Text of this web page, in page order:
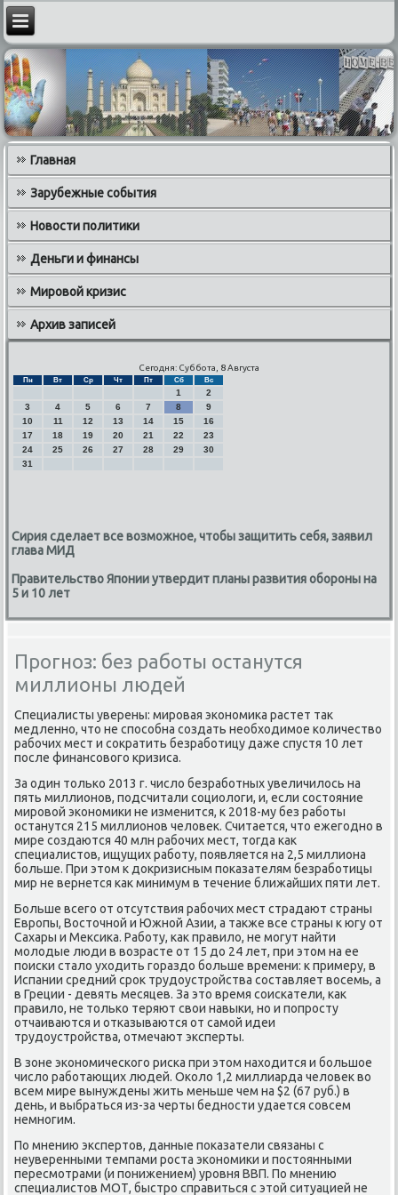
Главная
Зарубежные события
Новости политики
Деньги и финансы
Мировой кризис
Архив записей
Сегодня: Суббота, 8 Августа
Пн Вт Ср Чт Пт Сб Вс
1
2
3
4 5 6 7 8
9
10
11 12 13 14 15
16
17
18 19 20 21 22
23
24
25 26 27 28 29
30
31
Сирия сделает все возможное, чтобы защитить себя, заявил
глава МИД
Правительство Японии утвердит планы развития обороны на
5 и 10 лет
Прогноз: без работы останутся
миллионы людей
Специалисты уверены: мировая экономика растет так
медленно, что не способна создать необходимое количество
рабочих мест и сократить безработицу даже спустя 10 лет
после финансового кризиса.
За один только 2013 г. число безработных увеличилось на
пять миллионов, подсчитали социологи, и, если состояние
мировой экономики не изменится, к 2018-му без работы
останутся 215 миллионов человек. Считается, что ежегодно в
мире создаются 40 млн рабочих мест, тогда как
специалистов, ищущих работу, появляется на 2,5 миллиона
больше. При этом к докризисным показателям безработицы
мир не вернется как минимум в течение ближайших пяти лет.
Больше всего от отсутствия рабочих мест страдают страны
Европы, Восточной и Южной Азии, а также все страны к югу от
Сахары и Мексика. Работу, как правило, не могут найти
молодые люди в возрасте от 15 до 24 лет, при этом на ее
поиски стало уходить гораздо больше времени: к примеру, в
Испании средний срок трудоустройства составляет восемь, а
в Греции - девять месяцев. За это время соискатели, как
правило, не только теряют свои навыки, но и попросту
отчаиваются и отказываются от самой идеи
трудоустройства, отмечают эксперты.
В зоне экономического риска при этом находится и большое
число работающих людей. Около 1,2 миллиарда человек во
всем мире вынуждены жить меньше чем на $2 (67 руб.) в
день, и выбраться из-за черты бедности удается совсем
немногим.
По мнению экспертов, данные показатели связаны с
неуверенными темпами роста экономики и постоянными
пересмотрами (и понижением) уровня ВВП. По мнению
специалистов МОТ, быстро справиться с этой ситуацией не